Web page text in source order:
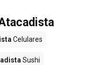
Celulares
Sushi